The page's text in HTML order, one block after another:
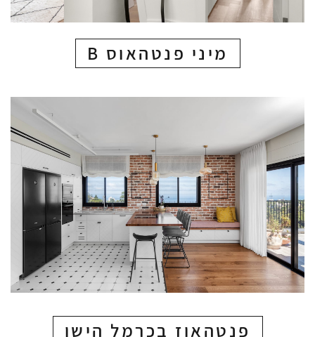
מיני פנטהאוס B
פנטהאוז בכרמל הישן